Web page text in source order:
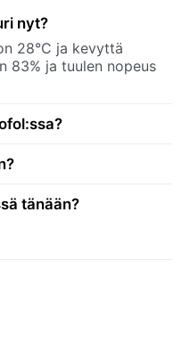
nyt?
28°C ja kevyttä
83% ja tuulen nopeus
tänään?